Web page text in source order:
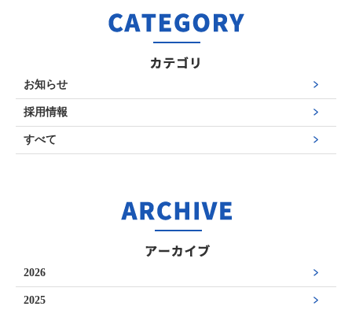
お知らせ
採用情報
すべて
2026
2025